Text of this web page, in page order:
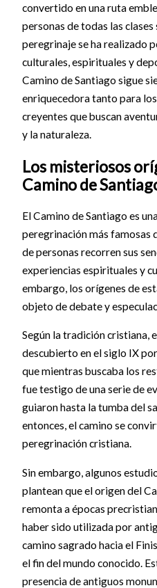
convertido en una ruta
personas de todas las
peregrinaje se ha realizado
culturales, espirituales y
Camino de Santiago sigue
enriquecedora tanto para
creyentes que buscan
y la naturaleza.
Los misteriosos
Camino de
El Camino de Santiago es
peregrinación más famosas
de personas recorren sus
experiencias espirituales y
embargo, los orígenes de
objeto de debate y
Según la tradición cristiana,
descubierto en el siglo IX
que mientras buscaba los
fue testigo de una serie de
guiaron hasta la tumba del
entonces, el camino se
peregrinación cristiana.
Sin embargo, algunos
plantean que el origen del
remonta a épocas
haber sido utilizada por
camino sagrado hacia el
el fin del mundo conocido.
presencia de antiguos